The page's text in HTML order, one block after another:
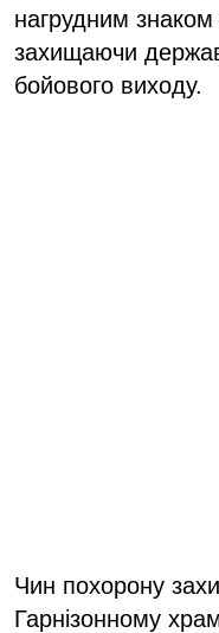
нагрудним
захищаючи
бойового виходу.
Чин похорону
Гарнізонному